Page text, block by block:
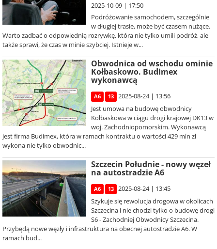
2025-10-09 | 17:50
Podróżowanie samochodem, szczególnie
w długiej trasie, może być czasem nużące.
Warto zadbać o odpowiednią rozrywkę, która nie tylko umili podróż, ale
także sprawi, że czas w minie szybciej. Istnieje w...
Obwodnica od wschodu ominie
Kołbaskowo. Budimex
wykonawcą
A6 13
2025-08-24 | 13:56
Jest umowa na budowę obwodnicy
Kołbaskowa w ciągu drogi krajowej DK13 w
woj. Zachodniopomorskim. Wykonawcą
jest firma Budimex, która w ramach kontraktu o wartości 429 mln zł
wykona nie tylko obwodnic...
Szczecin Południe - nowy węzeł
na autostradzie A6
A6 13
2025-08-24 | 13:45
Szykuje się rewolucja drogowa w okolicach
Szczecina i nie chodzi tylko o budowę drogi
S6 - Zachodniej Obwodnicy Szczecina.
Przybędą nowe węzły i infrastruktura na obecnej autostradzie A6. W
ramach bud...